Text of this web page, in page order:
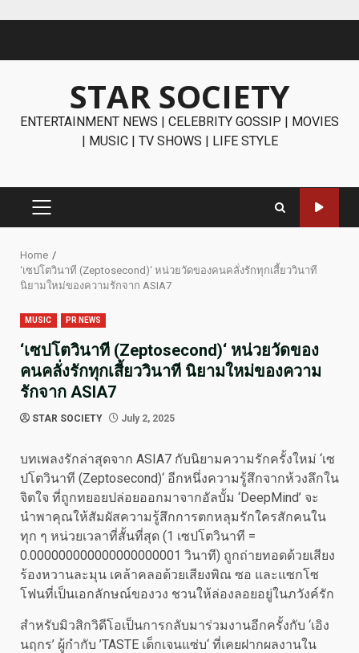
STAR SOCIETY
ENTERTAINMENT NEWS | CELEBRITY GOSSIP | MOVIES
| MUSIC | TV SHOWS | LIFE STYLE
PRIMARY
Home
‘เซปโตวินาที (Zeptosecond)‘ หน่วยวัดของคนคลั่งรักทุกเสี้ยววินาที
นิยามใหม่ของความรักจาก ASIA7
MUSIC PR NEWS
‘เซปโตวินาที (Zeptosecond)‘ หน่วยวัดของ
คนคลั่งรักทุกเสี้ยววินาที นิยามใหม่ของความ
รักจาก ASIA7
STAR SOCIETY July 2, 2025
บทเพลงรักล่าสุดจาก ASIA7 กับนิยามความรักครั้งใหม่ ‘เซ
ปโตวินาที (Zeptosecond)‘ อีกหนึ่งความรู้สึกจากห้วงลึกใน
จิตใจ ที่ถูกทยอยปล่อยออกมาจากอัลบั้ม ‘DeepMind’ จะ
นำพาคุณให้สัมผัสความรู้สึกการตกหลุมรักใครสักคนใน
ทุก ๆ หน่วยเวลาที่สั้นที่สุด (1 เซปโตวินาที =
0.000000000000000000001 วินาที) ถูกถ่ายทอดด้วยเสียง
ร้องหวานละมุน เคล้าคลอด้วยเสียงพิณ ซอ และแซกโซ
โฟนที่เป็นเอกลักษณ์ของวง ชวนให้ล่องลอยอยู่ในภวังค์รัก
สำหรับมิวสิกวิดีโอเป็นการกลับมาร่วมงานอีกครั้งกับ ‘เอิง
นฤกร’ ผู้กำกับ ’TASTE เด็กเจนแซ่บ‘ ที่เคยฝากผลงานใน